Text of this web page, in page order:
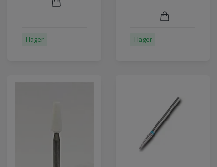
I lager I lager